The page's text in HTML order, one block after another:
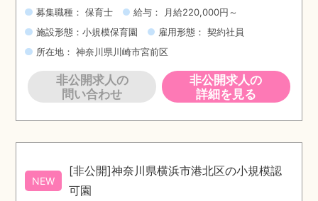
募集職種： 保育士
給与： 月給220,000円～
施設形態：小規模保育園
雇用形態： 契約社員
所在地： 神奈川県川崎市宮前区
非公開求人の
問い合わせ
非公開求人の
詳細を見る
NEW
[非公開]神奈川県横浜市港北区の小規模認
可園